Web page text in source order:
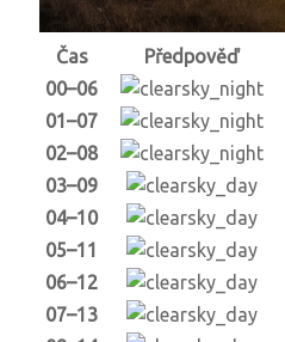
Čas Předpověď
00–06
01–07
02–08
03–09
04–10
05–11
06–12
07–13